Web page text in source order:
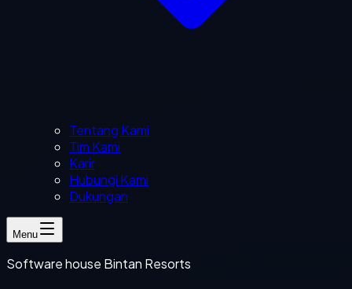
Tentang Kami
Tim Kami
Karir
Hubungi Kami
Dukungan
Menu
Software house Bintan Resorts